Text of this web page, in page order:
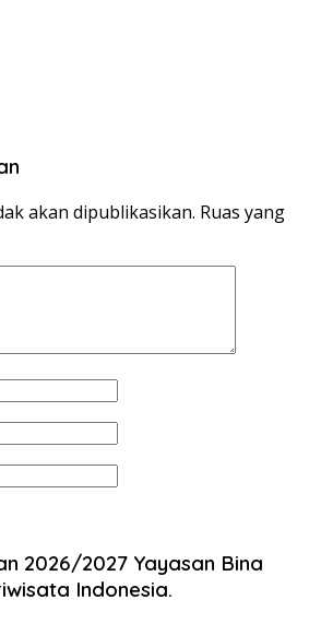
akan dipublikasikan. Ruas yang
2026/2027 Yayasan Bina
Indonesia.